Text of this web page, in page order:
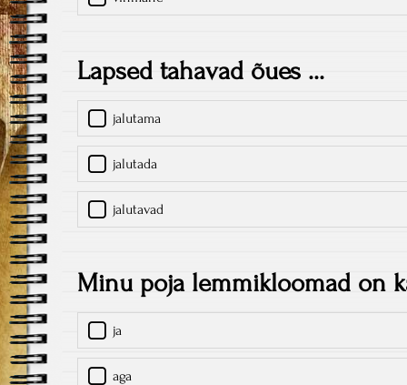
Lapsed tahavad õues ...
jalutama
jalutada
jalutavad
Minu poja lemmikloomad on
ja
aga